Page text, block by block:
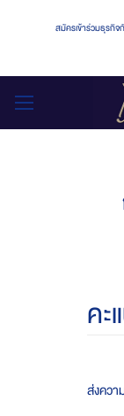
สมัครเข้าร่วมธุรกิ
ค
ส่งควา